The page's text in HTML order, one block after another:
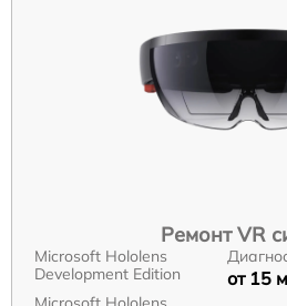
Ремонт VR
Microsoft Hololens
Development Edition
от 15